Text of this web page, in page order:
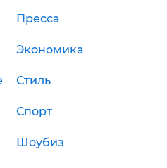
Пресса
Экономика
Стиль
Спорт
Шоубиз